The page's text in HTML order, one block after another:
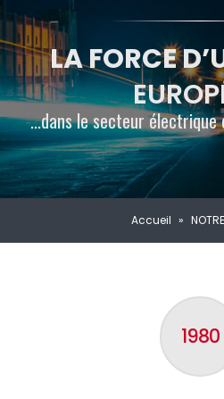
LA FORCE
...dans le secteur électrique
Accueil »
1980